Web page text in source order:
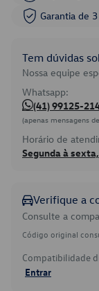
Garantia de
Tem dúvidas
Nossa equipe
Whatsapp:
(41) 99125-
(apenas mensagens
Horário de
Segunda à
Verifique a
Consulte a
Código original
Compatibilidade
Entrar